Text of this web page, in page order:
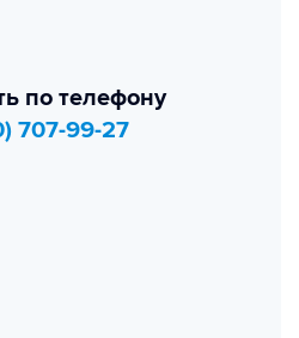
по телефону
707-99-27